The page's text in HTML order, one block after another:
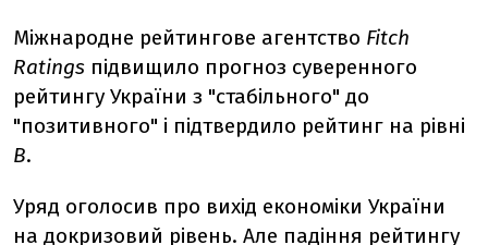
Міжнародне рейтингове агентство Fitch
Ratings підвищило прогноз суверенного
рейтингу України з "стабільного" до
"позитивного" і підтвердило рейтинг на рівні
В.
Уряд оголосив про вихід економіки України
на докризовий рівень. Але падіння рейтингу